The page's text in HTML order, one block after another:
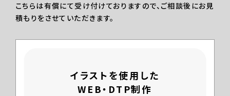
こちらは有償にて受け付けておりますので、ご相談後にお見
積もりをさせていただきます。
イラストを使用した
WEB・DTP制作